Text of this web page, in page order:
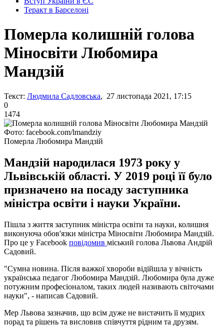
Теракт в Барселоні
Померла колишній голова
Міносвіти Любомира
Мандзій
Текст: Людмила Садловська, 27 листопада 2021, 17:15
0
1474
Фото: facebook.com/lmandziy
Померла Любомира Мандзій
Мандзій народилася 1973 року у
Львівській області. У 2019 році її було
призначено на посаду заступника
міністра освіти і науки України.
Пішла з життя заступник міністра освіти та науки, колишня
виконуюча обов'язки міністра Міносвіти Любомира Мандзій.
Про це у Facebook повідомив міський голова Львова Андрій
Садовий.
"Сумна новина. Після важкої хвороби відійшла у вічність
українська педагог Любомира Мандзій. Любомира була дуже
потужним професіоналом, таких людей називають світочами
науки", - написав Садовий.
Мер Львова зазначив, що всім дуже не вистачить її мудрих
порад та рішень та висловив співчуття рідним та друзям.